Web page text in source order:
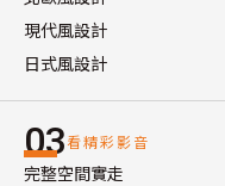
現代風設計
日式風設計
03看精彩影音
完整空間實走